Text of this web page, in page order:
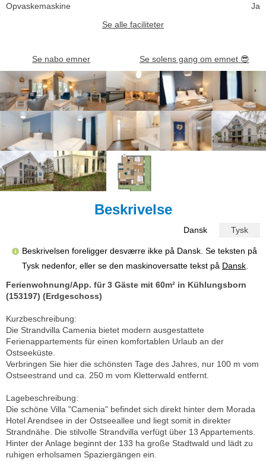
Opvaskemaskine
Ja
Se alle faciliteter
Se nabo emner Se solens gang om emnet 😎
Beskrivelse
Dansk Tysk
Beskrivelsen foreligger desværre ikke på Dansk. Se teksten på
Tysk nedenfor, eller se den maskinoversatte tekst på Dansk
Ferienwohnung/App. für 3 Gäste mit 60m² in Kühlungsborn
(153197) (Erdgeschoss)
Kurzbeschreibung:
Die Strandvilla Camenia bietet modern ausgestattete
Ferienappartements für einen komfortablen Urlaub an der
Ostseeküste.
Verbringen Sie hier die schönsten Tage des Jahres, nur 100 m vom
Ostseestrand und ca. 250 m vom Kletterwald entfernt.
Lagebeschreibung:
Die schöne Villa "Camenia" befindet sich direkt hinter dem Morada
Hotel Arendsee in der Ostseeallee und liegt somit in direkter
Strandnähe. Die stilvolle Strandvilla verfügt über 13 Appartements.
Hinter der Anlage beginnt der 133 ha große Stadtwald und lädt zu
ruhigen erholsamen Spaziergängen ein.